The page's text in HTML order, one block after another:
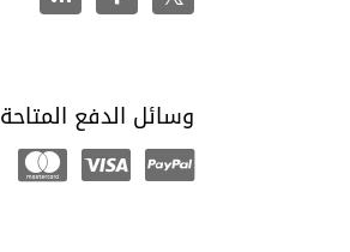
وسائل الدفع المتاحة